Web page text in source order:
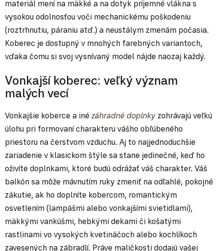
materiál mení na mäkké a na dotyk príjemné vlákna s
vysokou odolnosťou voči mechanickému poškodeniu
(roztrhnutiu, páraniu atď.) a neustálym zmenám počasia.
Koberec je dostupný v mnohých farebných variantoch,
vďaka čomu si svoj vysnívaný model nájde naozaj každý.
Vonkajší koberec: veľký význam
malých vecí
Vonkajšie koberce a iné záhradné doplnky zohrávajú veľkú
úlohu pri formovaní charakteru vášho obľúbeného
priestoru na čerstvom vzduchu. Aj to najjednoduchšie
zariadenie v klasickom štýle sa stane jedinečné, keď ho
oživíte doplnkami, ktoré budú odrážať váš charakter. Váš
balkón sa môže mávnutím ruky zmeniť na odľahlé, pokojné
zákutie, ak ho doplníte kobercom, romantickým
osvetlením (lampášmi alebo vonkajšími svietidlami),
mäkkými vankúšmi, hebkými dekami či košatými
rastlinami vo vysokých kvetináčoch alebo kochlíkoch
zavesených na zábradlí. Práve maličkosti dodajú vašej